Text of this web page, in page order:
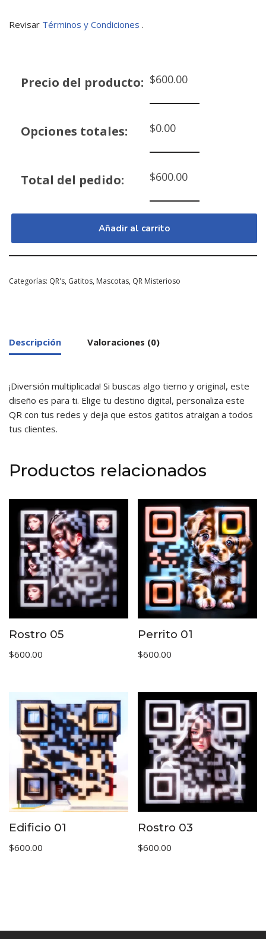
Revisar Términos y Condiciones .
Precio del producto: $600.00
Opciones totales: $0.00
Total del pedido: $600.00
Añadir al carrito
Categorías: QR's, Gatitos, Mascotas, QR Misterioso
Descripción Valoraciones (0)
¡Diversión multiplicada! Si buscas algo tierno y original, este
diseño es para ti. Elige tu destino digital, personaliza este
QR con tus redes y deja que estos gatitos atraigan a todos
tus clientes.
Productos relacionados
Rostro 05
$600.00
Perrito 01
$600.00
Edificio 01
$600.00
Rostro 03
$600.00